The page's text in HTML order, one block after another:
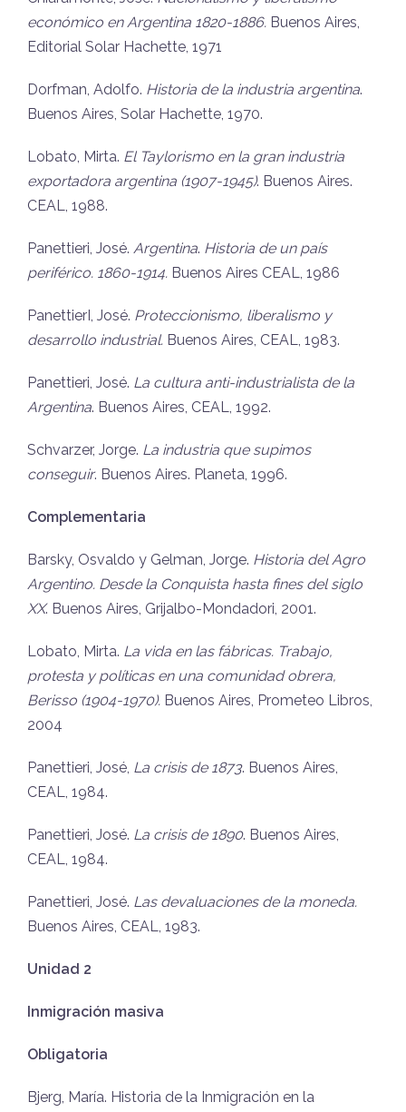
económico en Argentina 1820-1886. Buenos Aires,
Editorial Solar Hachette, 1971
Dorfman, Adolfo. Historia de la industria argentina.
Buenos Aires, Solar Hachette, 1970.
Lobato, Mirta. El Taylorismo en la gran industria
exportadora argentina (1907-1945). Buenos Aires.
CEAL, 1988.
Panettieri, José. Argentina. Historia de un país
periférico. 1860-1914. Buenos Aires CEAL, 1986
PanettierI, José. Proteccionismo, liberalismo y
desarrollo industrial. Buenos Aires, CEAL, 1983.
Panettieri, José. La cultura anti-industrialista de la
Argentina. Buenos Aires, CEAL, 1992.
Schvarzer, Jorge. La industria que supimos
conseguir. Buenos Aires. Planeta, 1996.
Complementaria
Barsky, Osvaldo y Gelman, Jorge. Historia del Agro
Argentino. Desde la Conquista hasta fines del siglo
XX. Buenos Aires, Grijalbo-Mondadori, 2001.
Lobato, Mirta. La vida en las fábricas. Trabajo,
protesta y políticas en una comunidad obrera,
Berisso (1904-1970). Buenos Aires, Prometeo Libros,
2004
Panettieri, José, La crisis de 1873. Buenos Aires,
CEAL, 1984.
Panettieri, José. La crisis de 1890. Buenos Aires,
CEAL, 1984.
Panettieri, José. Las devaluaciones de la moneda.
Buenos Aires, CEAL, 1983.
Unidad 2
Inmigración masiva
Obligatoria
Bjerg, María. Historia de la Inmigración en la